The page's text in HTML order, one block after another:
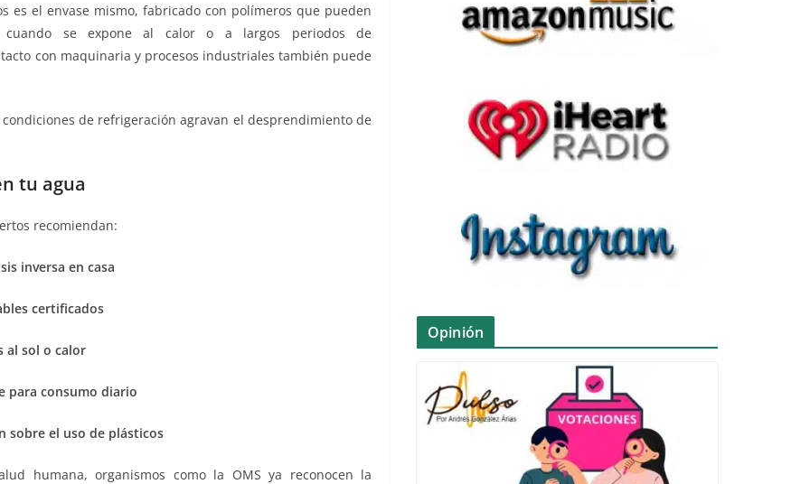
es el envase mismo, fabricado con polímeros que pueden
cuando se expone al calor o a largos periodos de
con maquinaria y procesos industriales también puede
de refrigeración agravan el desprendimiento de
tu agua
recomiendan:
inversa en casa
certificados
al sol o calor
para consumo diario
sobre el uso de plásticos
humana, organismos como la OMS ya reconocen la
Opinión